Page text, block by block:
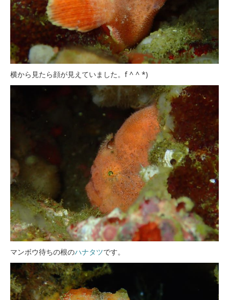
横から見たら顔が見えていました。f ^ ^ *)
マンボウ待ちの根のハナタツです。